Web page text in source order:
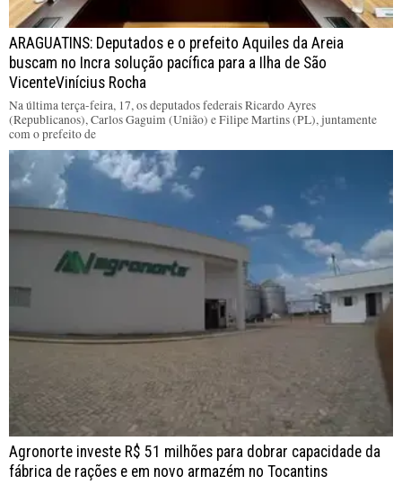
ARAGUATINS: Deputados e o prefeito Aquiles da Areia
buscam no Incra solução pacífica para a Ilha de São
VicenteVinícius Rocha
Na última terça-feira, 17, os deputados federais Ricardo Ayres
(Republicanos), Carlos Gaguim (União) e Filipe Martins (PL), juntamente
com o prefeito de
Agronorte investe R$ 51 milhões para dobrar capacidade da
fábrica de rações e em novo armazém no Tocantins